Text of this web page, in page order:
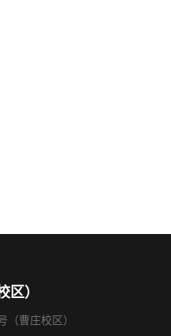
）
曹庄校区）